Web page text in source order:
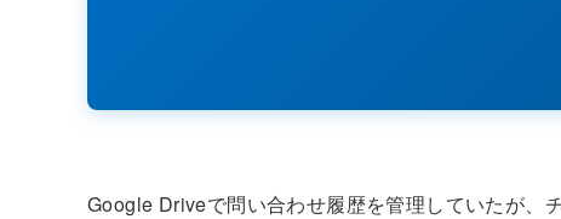
Google Driveで問い合わせ履歴を管理していたが、